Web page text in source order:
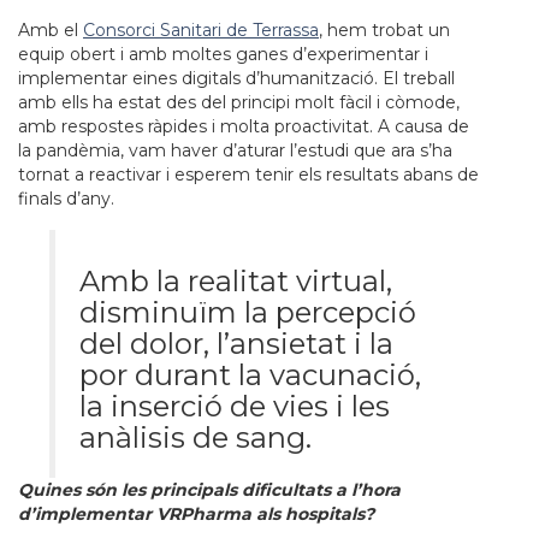
Amb el Consorci Sanitari de Terrassa, hem trobat un
equip obert i amb moltes ganes d’experimentar i
implementar eines digitals d’humanització. El treball
amb ells ha estat des del principi molt fàcil i còmode,
amb respostes ràpides i molta proactivitat. A causa de
la pandèmia, vam haver d’aturar l’estudi que ara s’ha
tornat a reactivar i esperem tenir els resultats abans de
finals d’any.
Amb la realitat virtual,
disminuïm la percepció
del dolor, l’ansietat i la
por durant la vacunació,
la inserció de vies i les
anàlisis de sang.
Quines són les principals dificultats a l’hora
d’implementar VRPharma als hospitals?